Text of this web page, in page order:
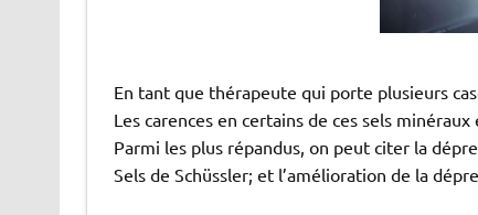
En tant que thérapeute qui porte plusieurs
Les carences en certains de ces sels
Parmi les plus répandus, on peut citer la
Sels de Schüssler; et l’amélioration de la